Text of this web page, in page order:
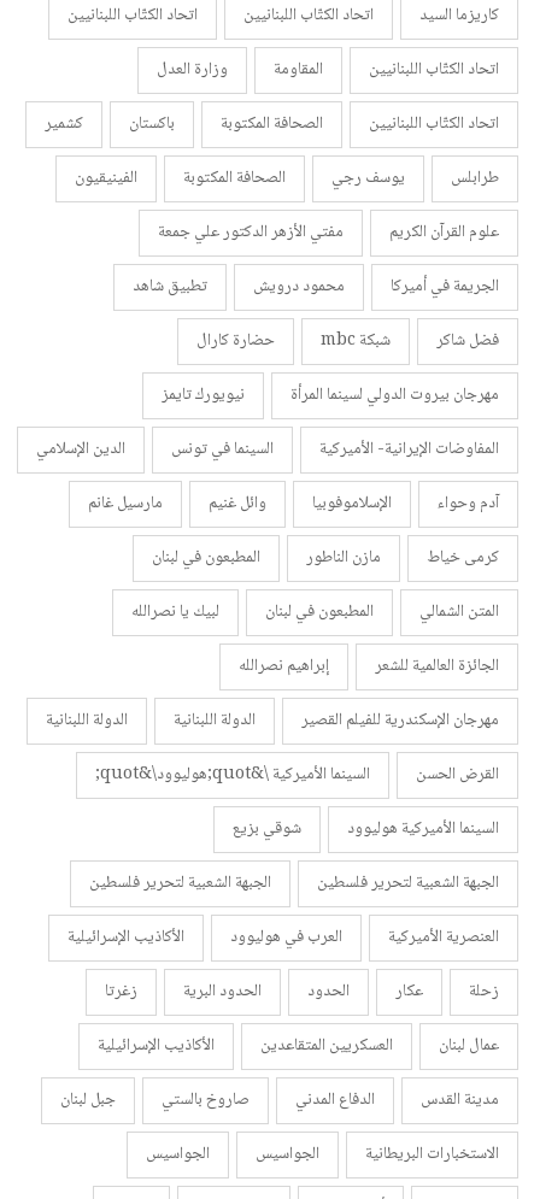
كاريزما السيد
اتحاد الكتّاب اللبنانيين
اتحاد الكتّاب اللبنانيين
اتحاد الكتّاب اللبنانيين
المقاومة
وزارة العدل
اتحاد الكتّاب اللبنانيين
الصحافة المكتوبة باكستان
كشمير
طرابلس
يوسف رجي الصحافة المكتوبة
الفينيقيون
علوم القرآن الكريم
مفتي الأزهر الدكتور علي جمعة
الجريمة في أميركا
محمود درويش
تطبيق شاهد
فضل شاكر
شبكة mbc
حضارة كارال
مهرجان بيروت الدولي لسينما المرأة
نيويورك تايمز
المفاوضات الإيرانية- الأميركية
السينما في تونس
الدين الإسلامي
آدم وحواء
الإسلاموفوبيا وائل غنيم
مارسيل غانم
كرمى خياط
مازن الناطور
المطبعون في لبنان
المتن الشمالي
المطبعون في لبنان
لبيك يا نصرالله
الجائزة العالمية للشعر
إبراهيم نصرالله
مهرجان الإسكندرية للفيلم القصير
الدولة اللبنانية
الدولة اللبنانية
القرض الحسن
السينما الأميركية \&quot;هوليوود\&quot;
السينما الأميركية هوليوود
شوقي بزيع
الجبهة الشعبية لتحرير فلسطين
الجبهة الشعبية لتحرير فلسطين
العنصرية الأميركية
العرب في هوليوود
الأكاذيب الإسرائيلية
زحلة
عكار الحدود الحدود البرية
زغرتا
عمال لبنان
العسكريين المتقاعدين
الأكاذيب الإسرائيلية
مدينة القدس
الدفاع المدني صاروخ بالستي
جبل لبنان
الاستخبارات البريطانية
الجواسيس
الجواسيس